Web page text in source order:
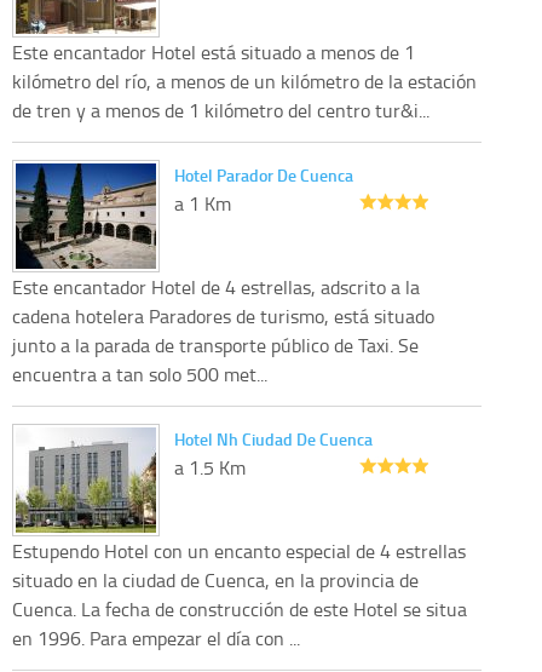
Este encantador Hotel está situado a menos de 1
kilómetro del río, a menos de un kilómetro de la estación
de tren y a menos de 1 kilómetro del centro tur&i...
Hotel Parador De Cuenca
a 1 Km
Este encantador Hotel de 4 estrellas, adscrito a la
cadena hotelera Paradores de turismo, está situado
junto a la parada de transporte público de Taxi. Se
encuentra a tan solo 500 met...
Hotel Nh Ciudad De Cuenca
a 1.5 Km
Estupendo Hotel con un encanto especial de 4 estrellas
situado en la ciudad de Cuenca, en la provincia de
Cuenca. La fecha de construcción de este Hotel se situa
en 1996. Para empezar el día con ...